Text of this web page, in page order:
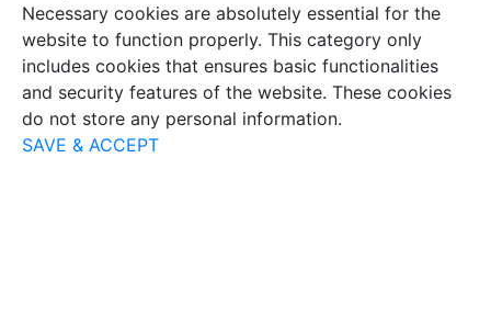
Necessary cookies are absolutely essential for the
website to function properly. This category only
includes cookies that ensures basic functionalities
and security features of the website. These cookies
do not store any personal information.
SAVE & ACCEPT